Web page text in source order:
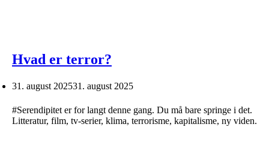
Hvad er terror?
31. august 202531. august 2025
#Serendipitet er for langt denne gang. Du må bare springe i det.
Litteratur, film, tv-serier, klima, terrorisme, kapitalisme, ny viden.